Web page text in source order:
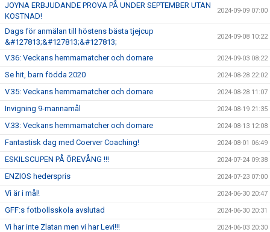
JOYNA ERBJUDANDE PROVA PÅ UNDER SEPTEMBER UTAN
KOSTNAD!
2024-09-09 07:00
Dags för anmälan till höstens bästa tjejcup
&#127813;&#127813;&#127813;
2024-09-08 10:22
V.36: Veckans hemmamatcher och domare 2024-09-03 08:22
Se hit, barn födda 2020 2024-08-28 22:02
V.35: Veckans hemmamatcher och domare 2024-08-28 11:07
Invigning 9-mannamål 2024-08-19 21:35
V.33: Veckans hemmamatcher och domare 2024-08-13 12:08
Fantastisk dag med Coerver Coaching! 2024-08-01 06:49
ESKILSCUPEN PÅ ÖREVÅNG !!! 2024-07-24 09:38
ENZIOS hederspris 2024-07-23 07:00
Vi är i mål! 2024-06-30 20:47
GFF:s fotbollsskola avslutad 2024-06-30 20:31
Vi har inte Zlatan men vi har Levi!!! 2024-06-03 20:30